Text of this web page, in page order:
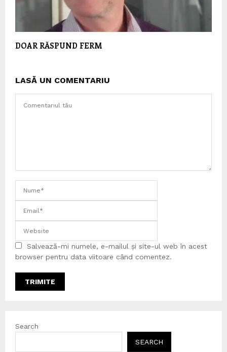
DOAR RĂSPUND FERM
LASĂ UN COMENTARIU
Salvează-mi numele, e-mailul și site-ul web în acest
browser pentru data viitoare când comentez.
Search
SEARCH